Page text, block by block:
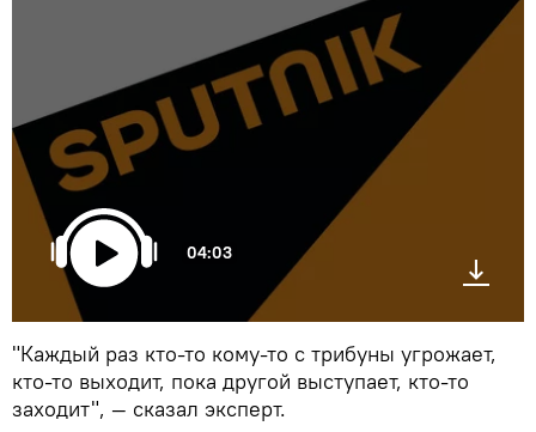
04:03
"Каждый раз кто-то кому-то с трибуны угрожает,
кто-то выходит, пока другой выступает, кто-то
заходит", — сказал эксперт.